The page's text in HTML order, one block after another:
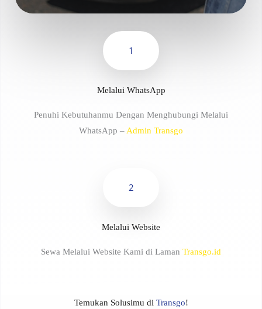
1
Melalui WhatsApp
Penuhi Kebutuhanmu Dengan Menghubungi Melalui
WhatsApp – Admin Transgo
2
Melalui Website
Sewa Melalui Website Kami di Laman Transgo.id
Temukan Solusimu di Transgo!